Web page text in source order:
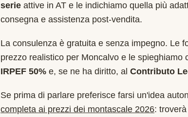
serie attive in AT e le indichiamo quella più
consegna e assistenza post-vendita.
La consulenza è gratuita e senza impegno. Le
prezzo realistico per Moncalvo e le spieghiamo
IRPEF 50% e, se ne ha diritto, al Contributo
Se prima di parlare preferisce farsi un'idea
completa ai prezzi dei montascale 2026: